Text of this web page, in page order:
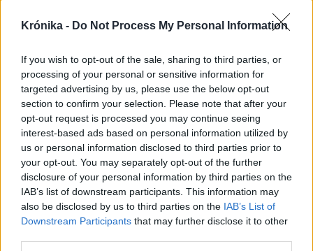
Krónika - Do Not Process My Personal Information
If you wish to opt-out of the sale, sharing to third parties, or
processing of your personal or sensitive information for
targeted advertising by us, please use the below opt-out
section to confirm your selection. Please note that after your
opt-out request is processed you may continue seeing
interest-based ads based on personal information utilized by
us or personal information disclosed to third parties prior to
your opt-out. You may separately opt-out of the further
disclosure of your personal information by third parties on the
IAB’s list of downstream participants. This information may
also be disclosed by us to third parties on the IAB’s List of
Downstream Participants that may further disclose it to other
végezni, addig csinálom” –
Interjú a 80 éves Szabó
Zsolttal, a Kolozsvár Társaság
elnökével (1.)
Székelyhon
Életveszélyesen
megfenyegették Majkát,
elmarad a sepsiszentgyörgyi
koncertje
Székelyhon
Jogosítvány nélkül, ittasan